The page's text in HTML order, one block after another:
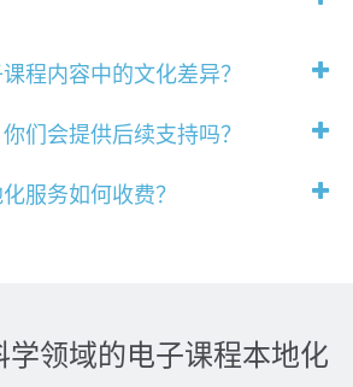
程内容中的文化差异？
们会提供后续支持吗？
服务如何收费？
学领域的电子课程本地化